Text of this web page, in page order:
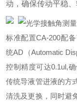
动，确保传动平稳、
标准配置CA-200配
统AD（Automatic
控制精度可达0.1ul,
传统导液管进液的方
清洗及更换，同时避